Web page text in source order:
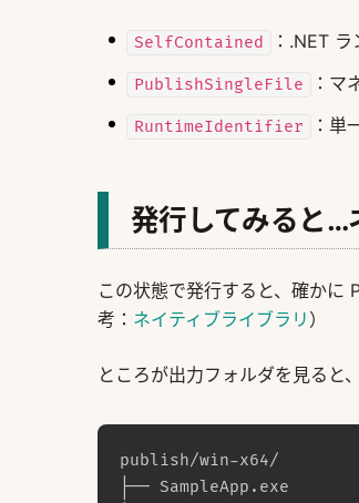
SelfContained ：.NET
PublishSingleFile ：マ
RuntimeIdentifier ：単
発行してみると…
この状態で発行すると、確か
考： ネイティブライブラリ ）
ところが出力フォルダを見ると
publish/win-x64/
├── SampleApp.exe